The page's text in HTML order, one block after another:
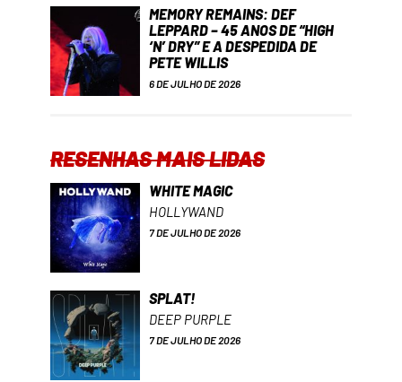
MEMORY REMAINS: DEF
LEPPARD – 45 ANOS DE “HIGH
‘N’ DRY” E A DESPEDIDA DE
PETE WILLIS
6 DE JULHO DE 2026
RESENHAS MAIS LIDAS
WHITE MAGIC
HOLLYWAND
7 DE JULHO DE 2026
SPLAT!
DEEP PURPLE
7 DE JULHO DE 2026